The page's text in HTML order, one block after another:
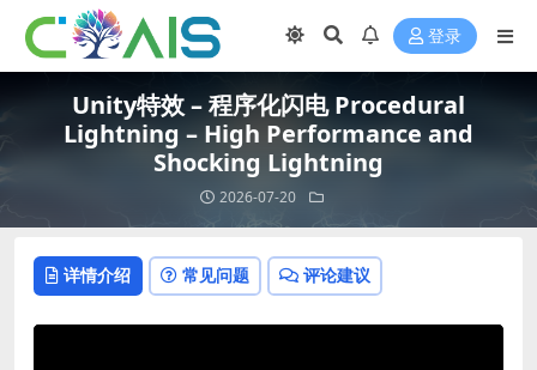
登录
Unity特效 – 程序化闪电 Procedural
Lightning – High Performance and
Shocking Lightning
2026-07-20
详情介绍 常见问题 评论建议